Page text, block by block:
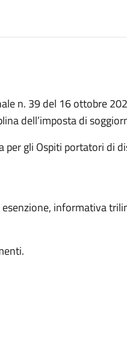
n. 39 del 16 ottobre
dell’imposta di
per gli Ospiti portatori di
informativa